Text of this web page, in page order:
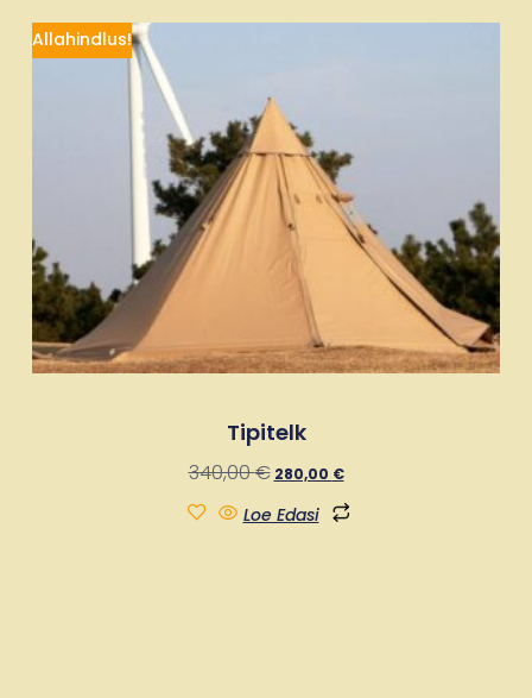
Allahindlus!
Tipitelk
340,00€ 280,00 €
Loe Edasi